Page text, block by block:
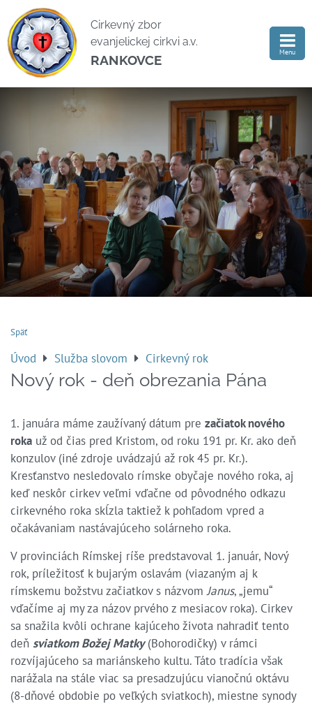
Cirkevný zbor
evanjelickej cirkvi a.v.
RANKOVCE
Menu
Späť
Úvod Služba slovom Cirkevný rok
Nový rok - deň obrezania Pána
1. januára máme zaužívaný dátum pre začiatok nového
roka už od čias pred Kristom, od roku 191 pr. Kr. ako deň
konzulov (iné zdroje uvádzajú až rok 45 pr. Kr.).
Kresťanstvo nesledovalo rímske obyčaje nového roka, aj
keď neskôr cirkev veľmi vďačne od pôvodného odkazu
cirkevného roka skĺzla taktiež k pohľadom vpred a
očakávaniam nastávajúceho solárneho roka.
V provinciách Rímskej ríše predstavoval 1. január, Nový
rok, príležitosť k bujarým oslavám (viazaným aj k
rímskemu božstvu začiatkov s názvomJanus, „jemu“
vďačíme aj my za názov prvého z mesiacov roka). Cirkev
sa snažila kvôli ochrane kajúceho života nahradiť tento
deň sviatkom Božej Matky(Bohorodičky) v rámci
rozvíjajúceho sa mariánskeho kultu. Táto tradícia však
narážala na stále viac sa presadzujúcu vianočnú oktávu
(8-dňové obdobie po veľkých sviatkoch), miestne synody